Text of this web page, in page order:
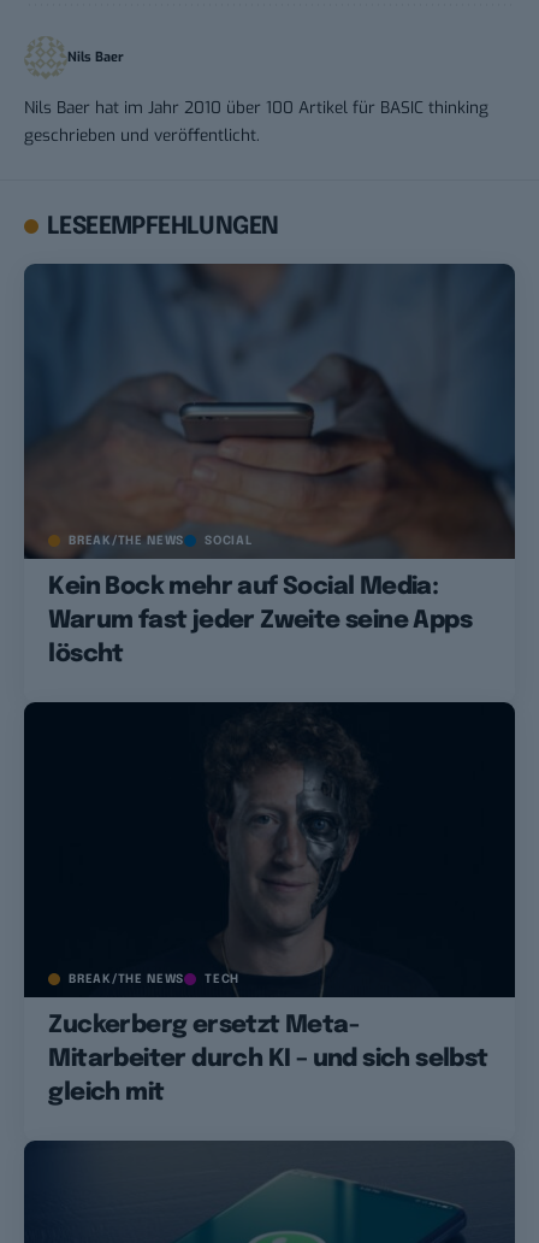
Nils Baer
Nils Baer hat im Jahr 2010 über 100 Artikel für BASIC thinking
geschrieben und veröffentlicht.
LESEEMPFEHLUNGEN
BREAK/THE NEWS SOCIAL
Kein Bock mehr auf Social Media:
Warum fast jeder Zweite seine Apps
löscht
BREAK/THE NEWS TECH
Zuckerberg ersetzt Meta-
Mitarbeiter durch KI – und sich selbst
gleich mit